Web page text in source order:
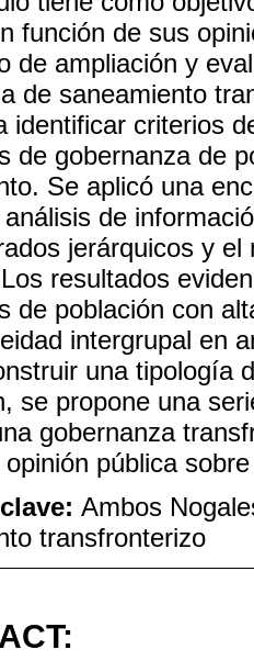
función de sus
de ampliación y
de saneamiento
identificar criterios
de gobernanza de
Se aplicó una
de
jerárquicos y
resultados
de población con
intergrupal en
una tipología
se propone una
gobernanza
pública
Ambos
transfronterizo